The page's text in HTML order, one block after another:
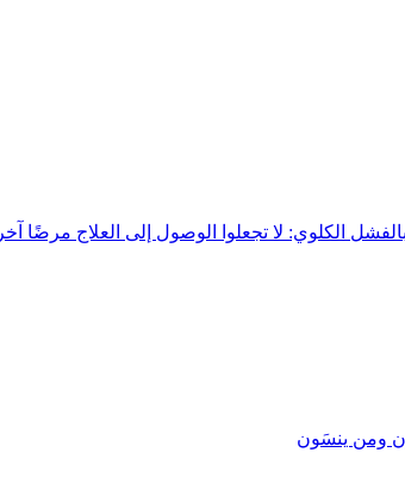
الكلوي: لا تجعلوا الوصول إلى العلاج مرضًا آخر
ومن ينسَون